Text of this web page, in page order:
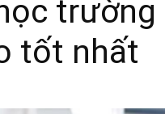
trường
tốt nhất